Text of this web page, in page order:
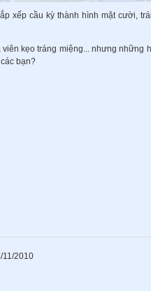
xếp cầu kỳ thành hình mặt cười,
kẹo tráng miệng... nhưng những
bạn?
11/2010